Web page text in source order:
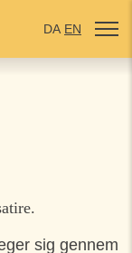
DA EN
sig gennem